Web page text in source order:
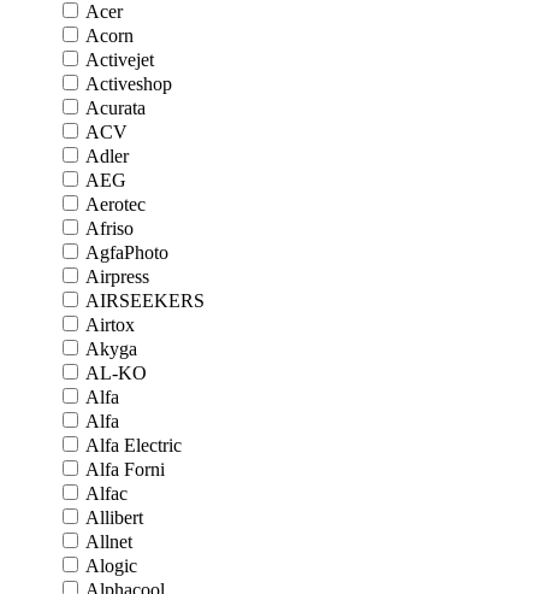
Acer
Acorn
Activejet
Activeshop
Acurata
ACV
Adler
AEG
Aerotec
Afriso
AgfaPhoto
Airpress
AIRSEEKERS
Airtox
Akyga
AL-KO
Alfa
Alfa
Alfa Electric
Alfa Forni
Alfac
Allibert
Allnet
Alogic
Alphacool